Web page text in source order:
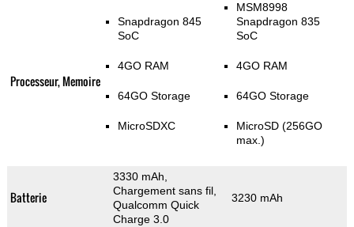
Processeur, Memoire
Snapdragon 845
SoC
4GO RAM
64GO Storage
MicroSDXC
MSM8998
Snapdragon 835
SoC
4GO RAM
64GO Storage
MicroSD (256GO
max.)
Batterie
3330 mAh,
Chargement sans fil,
Qualcomm Quick
Charge 3.0
3230 mAh